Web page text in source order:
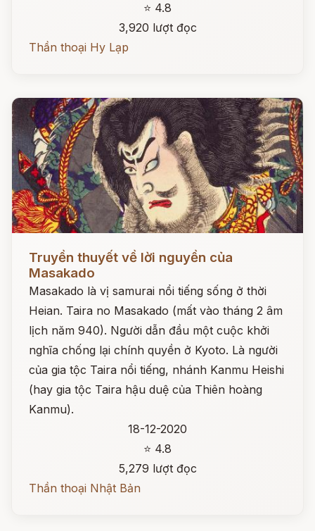
⭐ 4.8
3,920 lượt đọc
Thần thoại Hy Lạp
Đọc ngay
Truyền thuyết về lời nguyền của
Masakado
Masakado là vị samurai nổi tiếng sống ở thời
Heian. Taira no Masakado (mất vào tháng 2 âm
lịch năm 940). Người dẫn đầu một cuộc khởi
nghĩa chống lại chính quyền ở Kyoto. Là người
của gia tộc Taira nổi tiếng, nhánh Kanmu Heishi
(hay gia tộc Taira hậu duệ của Thiên hoàng
Kanmu).
18-12-2020
⭐ 4.8
5,279 lượt đọc
Thần thoại Nhật Bản